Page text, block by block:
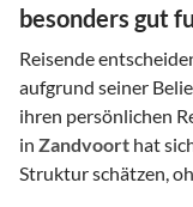
besonders gut
Reisende
aufgrund seiner
ihren persönlichen
in Zandvoort hat
Struktur schätzen,